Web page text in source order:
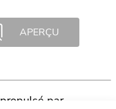
APERÇU
par